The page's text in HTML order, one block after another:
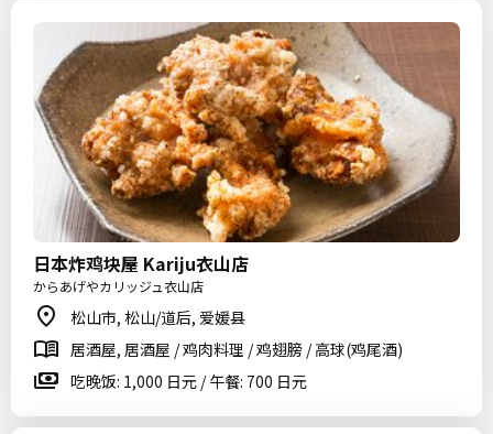
日本炸鸡块屋 Kariju衣山店
からあげやカリッジュ衣山店
松山市, 松山/道后, 爱媛县
居酒屋, 居酒屋 / 鸡肉料理 / 鸡翅膀 / 高球(鸡尾酒)
吃晚饭: 1,000 日元 / 午餐: 700 日元